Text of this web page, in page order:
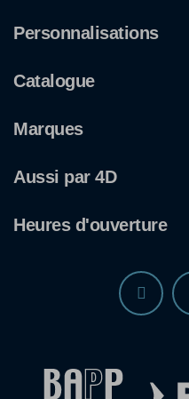
Personnalisations
Catalogue
Marques
Aussi par 4D
Heures d'ouverture